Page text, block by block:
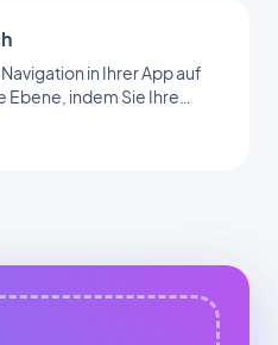
in Ihrer App auf
Ebene, indem Sie Ihre